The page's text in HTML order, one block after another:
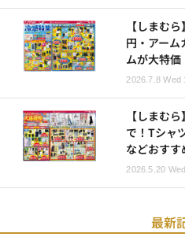
【しまむ
円・アーム
ムが大特価
2026.7.8 Wed
【しまむ
で！Tシャ
などおすす
2026.5.20
最新